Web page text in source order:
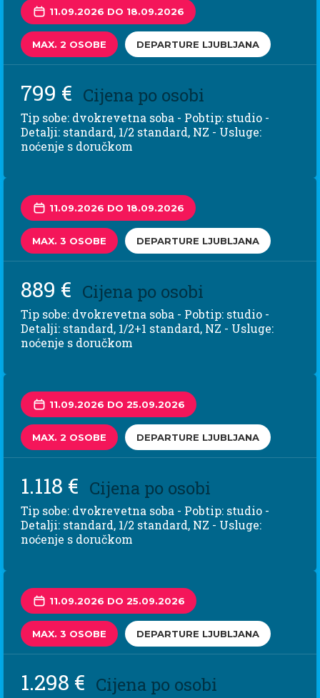
11.09.2026 DO 18.09.2026
MAX. 2 OSOBE DEPARTURE LJUBLJANA
799 € Cijena po osobi
Tip sobe: dvokrevetna soba - Pobtip: studio -
Detalji: standard, 1/2 standard, NZ - Usluge:
noćenje s doručkom
11.09.2026 DO 18.09.2026
MAX. 3 OSOBE DEPARTURE LJUBLJANA
889 € Cijena po osobi
Tip sobe: dvokrevetna soba - Pobtip: studio -
Detalji: standard, 1/2+1 standard, NZ - Usluge:
noćenje s doručkom
11.09.2026 DO 25.09.2026
MAX. 2 OSOBE DEPARTURE LJUBLJANA
1.118 € Cijena po osobi
Tip sobe: dvokrevetna soba - Pobtip: studio -
Detalji: standard, 1/2 standard, NZ - Usluge:
noćenje s doručkom
11.09.2026 DO 25.09.2026
MAX. 3 OSOBE DEPARTURE LJUBLJANA
1.298 € Cijena po osobi